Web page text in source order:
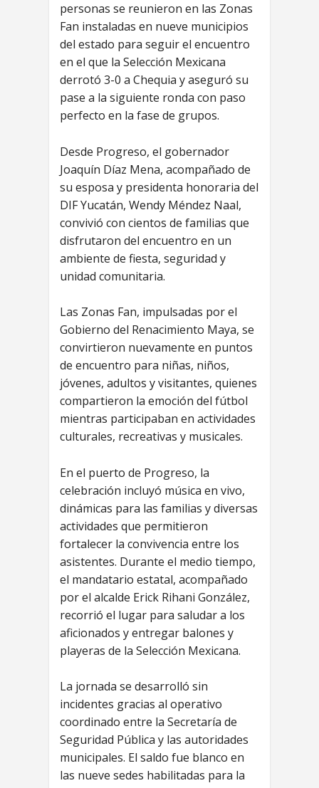
personas se reunieron en las Zonas
Fan instaladas en nueve municipios
del estado para seguir el encuentro
en el que la Selección Mexicana
derrotó 3-0 a Chequia y aseguró su
pase a la siguiente ronda con paso
perfecto en la fase de grupos.
Desde Progreso, el gobernador
Joaquín Díaz Mena, acompañado de
su esposa y presidenta honoraria del
DIF Yucatán, Wendy Méndez Naal,
convivió con cientos de familias que
disfrutaron del encuentro en un
ambiente de fiesta, seguridad y
unidad comunitaria.
Las Zonas Fan, impulsadas por el
Gobierno del Renacimiento Maya, se
convirtieron nuevamente en puntos
de encuentro para niñas, niños,
jóvenes, adultos y visitantes, quienes
compartieron la emoción del fútbol
mientras participaban en actividades
culturales, recreativas y musicales.
En el puerto de Progreso, la
celebración incluyó música en vivo,
dinámicas para las familias y diversas
actividades que permitieron
fortalecer la convivencia entre los
asistentes. Durante el medio tiempo,
el mandatario estatal, acompañado
por el alcalde Erick Rihani González,
recorrió el lugar para saludar a los
aficionados y entregar balones y
playeras de la Selección Mexicana.
La jornada se desarrolló sin
incidentes gracias al operativo
coordinado entre la Secretaría de
Seguridad Pública y las autoridades
municipales. El saldo fue blanco en
las nueve sedes habilitadas para la